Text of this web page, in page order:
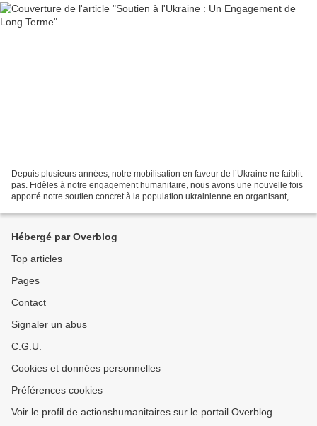
Depuis plusieurs années, notre mobilisation en faveur de l’Ukraine ne faiblit
pas. Fidèles à notre engagement humanitaire, nous avons une nouvelle fois
apporté notre soutien concret à la population ukrainienne en organisant,
Hébergé par Overblog
Top articles
Pages
Contact
Signaler un abus
C.G.U.
Cookies et données personnelles
Préférences cookies
Voir le profil de actionshumanitaires sur le portail Overblog